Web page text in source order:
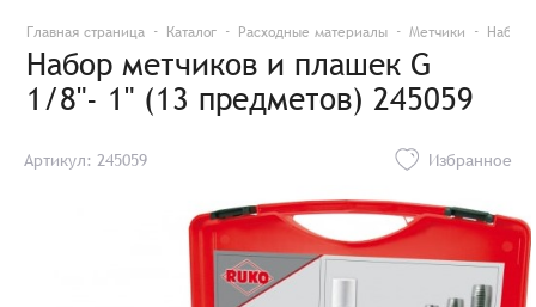
Главная страница Каталог Расходные материалы Метчики Набор
Набор метчиков и плашек G
1/8"- 1" (13 предметов) 245059
Артикул: 245059 Избранное